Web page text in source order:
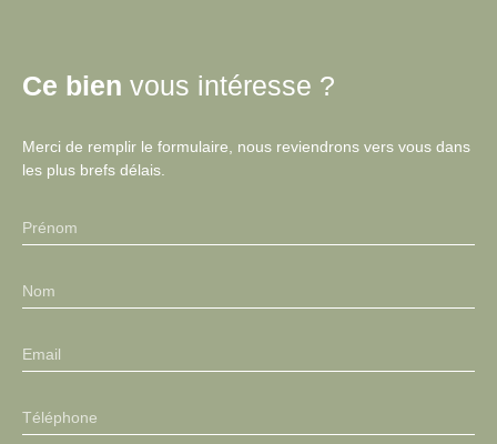
Ce bien vous intéresse ?
Merci de remplir le formulaire, nous reviendrons vers vous dans
les plus brefs délais.
Prénom
Nom
Email
Téléphone